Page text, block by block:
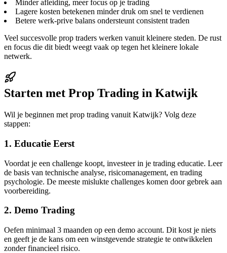
Minder afleiding, meer focus op je trading
Lagere kosten betekenen minder druk om snel te verdienen
Betere werk-prive balans ondersteunt consistent traden
Veel succesvolle prop traders werken vanuit kleinere steden. De rust
en focus die dit biedt weegt vaak op tegen het kleinere lokale
netwerk.
Starten met Prop Trading in Katwijk
Wil je beginnen met prop trading vanuit Katwijk? Volg deze
stappen:
1. Educatie Eerst
Voordat je een challenge koopt, investeer in je trading educatie. Leer
de basis van technische analyse, risicomanagement, en trading
psychologie. De meeste mislukte challenges komen door gebrek aan
voorbereiding.
2. Demo Trading
Oefen minimaal 3 maanden op een demo account. Dit kost je niets
en geeft je de kans om een winstgevende strategie te ontwikkelen
zonder financieel risico.